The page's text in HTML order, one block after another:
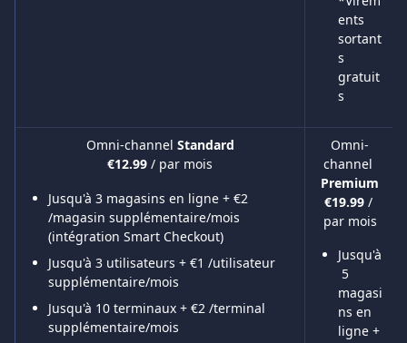
ents
sortant
s
gratuit
s
Omni-channel Standard
€12.99 / par mois
Jusqu'à 3 magasins en ligne + €2
/magasin supplémentaire/mois
(intégration Smart Checkout)
Jusqu'à 3 utilisateurs + €1 /utilisateur
supplémentaire/mois
Jusqu'à 10 terminaux + €2 /terminal
supplémentaire/mois
Omni-
channel
Premium
€19.99 /
par mois
Jusqu'à
5
magasi
ns en
ligne +